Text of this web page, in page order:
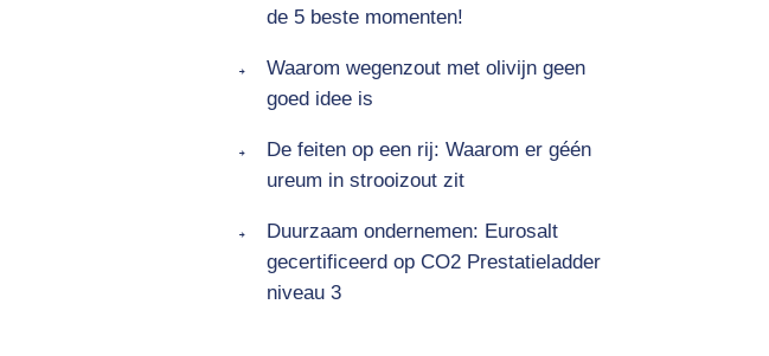
de 5 beste momenten!
Waarom wegenzout met olivijn geen
goed idee is
De feiten op een rij: Waarom er géén
ureum in strooizout zit
Duurzaam ondernemen: Eurosalt
gecertificeerd op CO2 Prestatieladder
niveau 3